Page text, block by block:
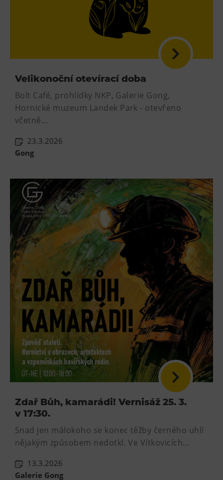
Velikonoční otevírací doba
Bolt Café, prohlídky NKP, Galerie Gong,
Hornické muzeum Landek Park - otevřeno
včetně...
23.3.2026
Gong
Zdař Bůh, kamarádi! Vernisáž 25. 3.
v 17:30.
Snad jen málokoho se konec těžby černého uhlí
nějakým způsobem nedotkl. Ve Vítkovicích...
13.3.2026
Galerie Gong